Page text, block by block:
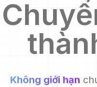
Không giới hạn